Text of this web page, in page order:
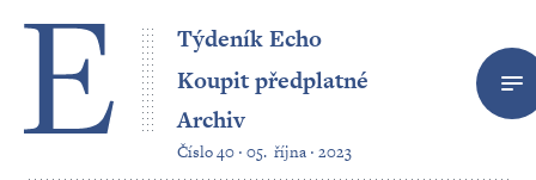
Týdeník Echo
Koupit předplatné
Archiv
Číslo 40 ‧ 05. října ‧ 2023